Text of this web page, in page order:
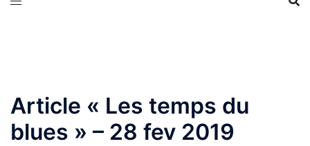
Article « Les temps du
blues » – 28 fev 2019